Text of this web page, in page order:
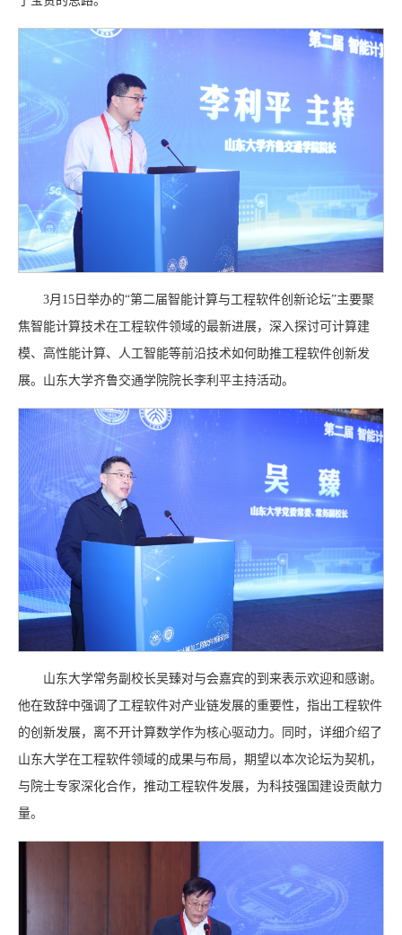
3月15日举办的“第二届智能计算与工程软件创新论坛”主要聚
焦智能计算技术在工程软件领域的最新进展，深入探讨可计算建
模、高性能计算、人工智能等前沿技术如何助推工程软件创新发
展。山东大学齐鲁交通学院院长李利平主持活动。
山东大学常务副校长吴臻对与会嘉宾的到来表示欢迎和感谢。
他在致辞中强调了工程软件对产业链发展的重要性，指出工程软件
的创新发展，离不开计算数学作为核心驱动力。同时，详细介绍了
山东大学在工程软件领域的成果与布局，期望以本次论坛为契机，
与院士专家深化合作，推动工程软件发展，为科技强国建设贡献力
量。